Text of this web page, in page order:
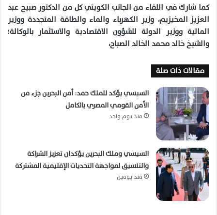
كما شارك في اللقاء من الجانب الكويتي كل من الدكتور صبيح عبد
العزيز المخيزيم، وزير الكهرباء والماء والطاقة المتجددة ووزير
المالية ووزير الدولة للشؤون الاقتصادية والاستثمار بالوكالة؛
والشيخ خالد محمد الخالد الصباح،
مقالات ذات صلة
السيسي يؤكد للملك حمد: أمن البحرين جزء من
الأمن القومي المصري بالكامل
منذ يوم واحد
السيسي وملك البحرين يؤكدان تعزيز الشراكة
والتنسيق لمواجهة التحديات الإقليمية المشتركة
منذ يومين